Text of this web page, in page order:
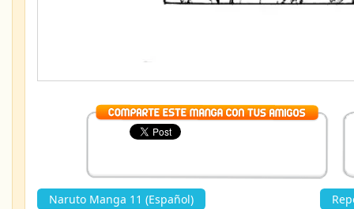
Naruto Manga 11 (Español)